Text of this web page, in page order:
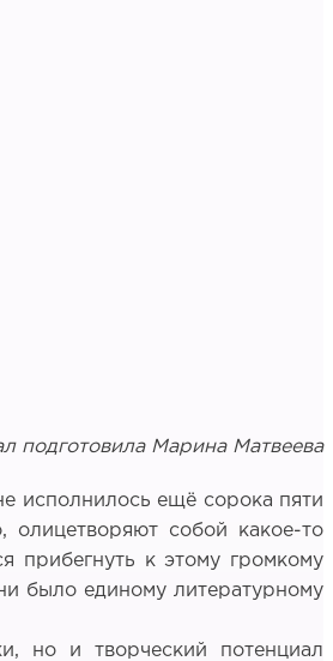
подготовила Марина Матвеева
исполнилось ещё сорока пяти
собой какое-то
прибегнуть к этому громкому
было единому литературному
но и творческий потенциал